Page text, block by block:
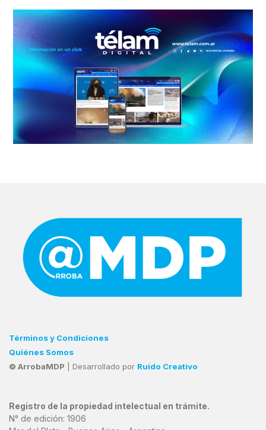
Términos y Condiciones
Quiénes Somos
© ArrobaMDP | Desarrollado por Ruido Creativo
Registro de la propiedad intelectual en trámite.
N° de edición: 1906